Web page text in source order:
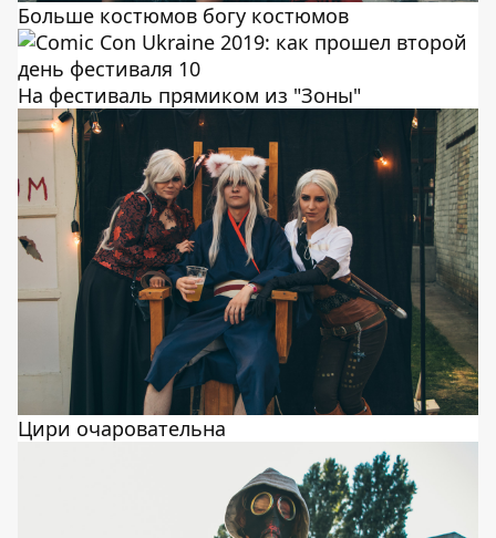
Больше костюмов богу костюмов
На фестиваль прямиком из "Зоны"
Цири очаровательна